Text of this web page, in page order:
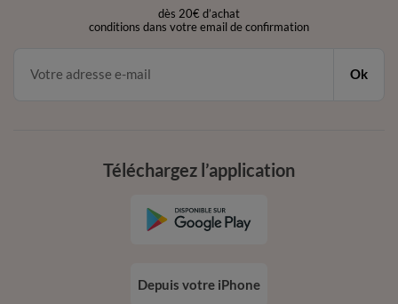
dès 20€ d’achat
conditions dans votre email de confirmation
Ok
Téléchargez l’application
Depuis votre iPhone